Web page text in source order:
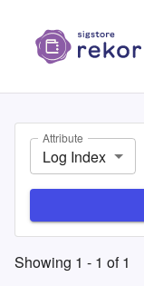
Attribute
Log Index
Showing 1 - 1 of1